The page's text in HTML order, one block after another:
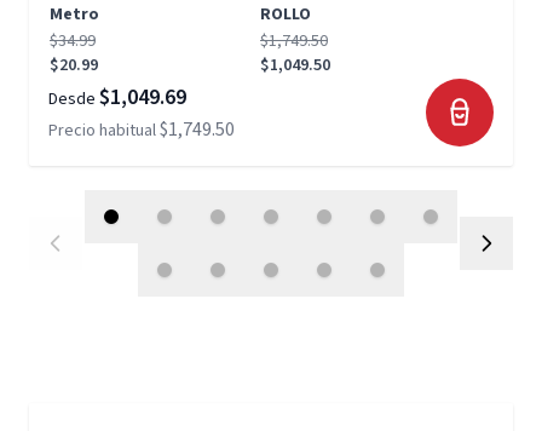
Metro
ROLLO
$34.99
$20.99
$1,749.50
$1,049.50
Desde $1,049.69
Precio habitual$1,749.50